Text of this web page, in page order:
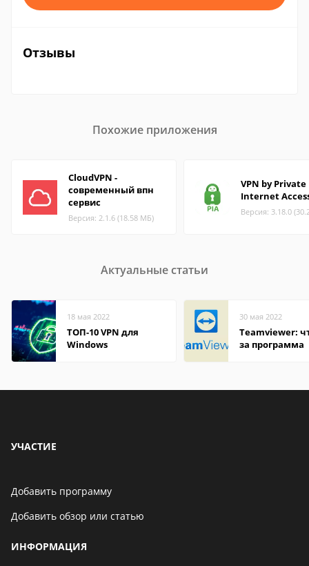
Отзывы
Похожие приложения
CloudVPN -
современный впн
сервис
Версия: 2.1.6 (18.58 МБ)
VPN by Private
Internet
Версия: 3.18.0
Актуальные статьи
18 мая 2022
ТОП-10 VPN для
Windows
30 мая 2022
Teamviewer:
за программа
УЧАСТИЕ
Добавить программу
Добавить обзор или статью
ИНФОРМАЦИЯ